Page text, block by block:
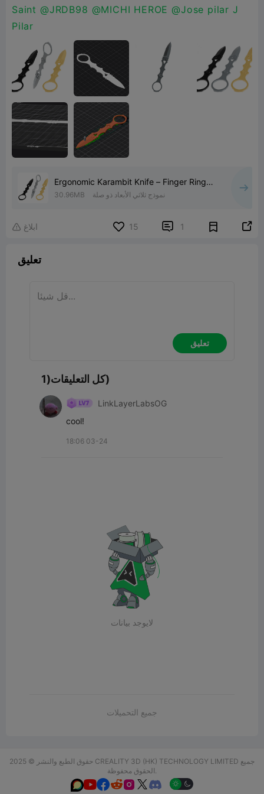
Saint @JRDB98 @MICHI HEROE @Jose pilar J
Pilar
Ergonomic Karambit Knife – Finger Ring
Design 3D Printable
30.96MB نموذج ثلاثي الأبعاد ذو صلة
 ابلاغ 15  1 
تعليق
تعليق
كل التعليقات(1)
LinkLayerLabsOG
cool!
18:06 03-24
لايوجد بيانات
جميع التحميلات
حقوق الطبع والنشر © 2025 CREALITY 3D (HK) TECHNOLOGY LIMITED جميع
الحقوق محفوظة.
  